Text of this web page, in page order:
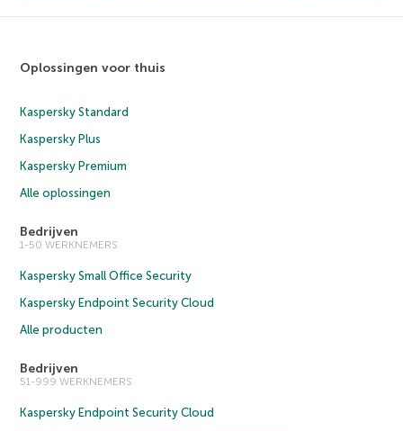
Oplossingen voor thuis
Kaspersky Standard
Kaspersky Plus
Kaspersky Premium
Alle oplossingen
Bedrijven
1-50 WERKNEMERS
Kaspersky Small Office Security
Kaspersky Endpoint Security Cloud
Alle producten
Bedrijven
51-999 WERKNEMERS
Kaspersky Endpoint Security Cloud